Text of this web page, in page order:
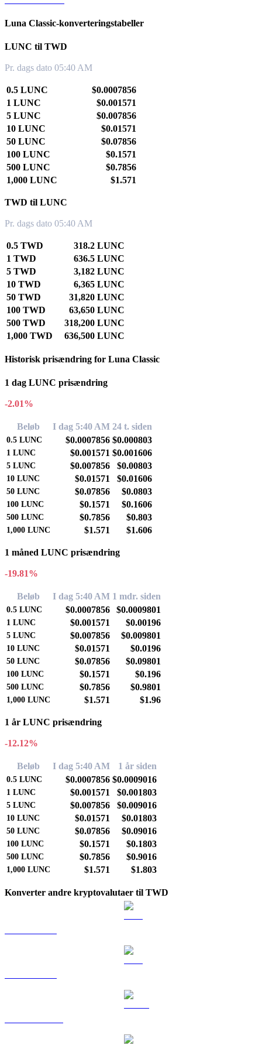
Luna Classic-konverteringstabeller
LUNC til TWD
Pr. dags dato 05:40 AM
0.5 LUNC
$0.0007856
1 LUNC
$0.001571
5 LUNC
$0.007856
10 LUNC
$0.01571
50 LUNC
$0.07856
100 LUNC
$0.1571
500 LUNC
$0.7856
1,000 LUNC
$1.571
TWD til LUNC
Pr. dags dato 05:40 AM
0.5 TWD
318.2 LUNC
1 TWD
636.5 LUNC
5 TWD
3,182 LUNC
10 TWD
6,365 LUNC
50 TWD
31,820 LUNC
100 TWD
63,650 LUNC
500 TWD
318,200 LUNC
1,000 TWD
636,500 LUNC
Historisk prisændring for Luna Classic
1 dag LUNC prisændring
-2.01%
Beløb I dag 5:40 AM 24 t. siden
0.5 LUNC $0.0007856 $0.000803
1 LUNC $0.001571 $0.001606
5 LUNC $0.007856 $0.00803
10 LUNC $0.01571 $0.01606
50 LUNC $0.07856 $0.0803
100 LUNC $0.1571 $0.1606
500 LUNC $0.7856 $0.803
1,000 LUNC $1.571 $1.606
1 måned LUNC prisændring
-19.81%
Beløb I dag 5:40 AM 1 mdr. siden
0.5 LUNC $0.0007856 $0.0009801
1 LUNC $0.001571 $0.00196
5 LUNC $0.007856 $0.009801
10 LUNC $0.01571 $0.0196
50 LUNC $0.07856 $0.09801
100 LUNC $0.1571 $0.196
500 LUNC $0.7856 $0.9801
1,000 LUNC $1.571 $1.96
1 år LUNC prisændring
-12.12%
Beløb I dag 5:40 AM 1 år siden
0.5 LUNC $0.0007856 $0.0009016
1 LUNC $0.001571 $0.001803
5 LUNC $0.007856 $0.009016
10 LUNC $0.01571 $0.01803
50 LUNC $0.07856 $0.09016
100 LUNC $0.1571 $0.1803
500 LUNC $0.7856 $0.9016
1,000 LUNC $1.571 $1.803
Konverter andre kryptovalutaer til TWD